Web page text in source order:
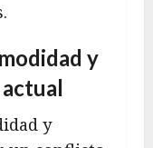
y
y